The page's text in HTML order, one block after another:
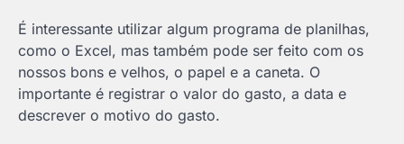
É interessante utilizar algum programa de planilhas,
como o Excel, mas também pode ser feito com os
nossos bons e velhos, o papel e a caneta. O
importante é registrar o valor do gasto, a data e
descrever o motivo do gasto.